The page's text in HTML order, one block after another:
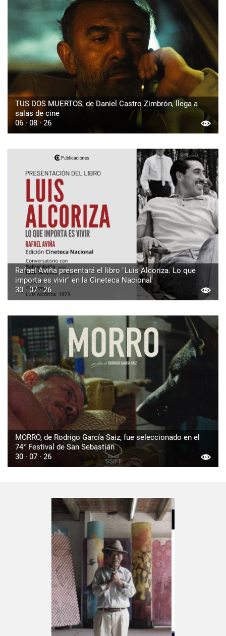
TUS DOS MUERTOS, de Daniel Castro Zimbrón, llega a
salas de cine
06 · 08 · 26
Rafael Aviña presentará el libro "Luis Alcoriza. Lo que
importa es vivir" en la Cineteca Nacional
30 · 07 · 26
MORRO, de Rodrigo García Saiz, fue seleccionado en el
74° Festival de San Sebastián
30 · 07 · 26